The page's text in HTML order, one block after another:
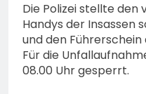
Die Polizei stellte den
Handys der Insassen
und den
Für die
08.00 Uhr gesperrt.